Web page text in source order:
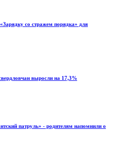
со стражем порядка» для
выросли на 17,3%
патруль» - родителям напомнили о